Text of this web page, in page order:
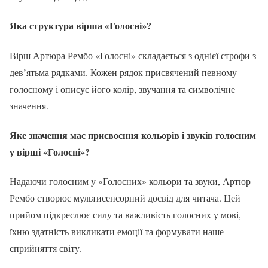
Яка структура вірша «Голосні»?
Вірш Артюра Рембо «Голосні» складається з однієї строфи з
дев’ятьма рядками. Кожен рядок присвячений певному
голосному і описує його колір, звучання та символічне
значення.
Яке значення має присвоєння кольорів і звуків голосним
у вірші «Голосні»?
Надаючи голосним у «Голосних» кольори та звуки, Артюр
Рембо створює мультисенсорний досвід для читача. Цей
прийом підкреслює силу та важливість голосних у мові,
їхню здатність викликати емоції та формувати наше
сприйняття світу.